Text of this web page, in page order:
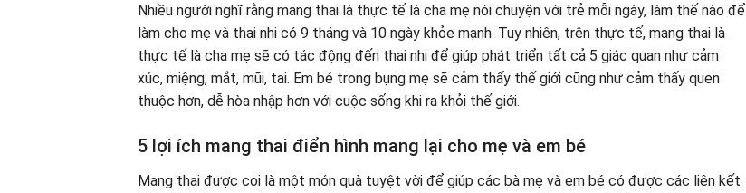
Nhiều người nghĩ rằng mang thai là thực tế là cha mẹ nói chuyện với trẻ mỗi ngày, làm thế nào để
làm cho mẹ và thai nhi có 9 tháng và 10 ngày khỏe mạnh. Tuy nhiên, trên thực tế, mang thai là
thực tế là cha mẹ sẽ có tác động đến thai nhi để giúp phát triển tất cả 5 giác quan như cảm
xúc, miệng, mắt, mũi, tai. Em bé trong bụng mẹ sẽ cảm thấy thế giới cũng như cảm thấy quen
thuộc hơn, dễ hòa nhập hơn với cuộc sống khi ra khỏi thế giới.
5 lợi ích mang thai điển hình mang lại cho mẹ và em bé
Mang thai được coi là một món quà tuyệt vời để giúp các bà mẹ và em bé có được các liên kết